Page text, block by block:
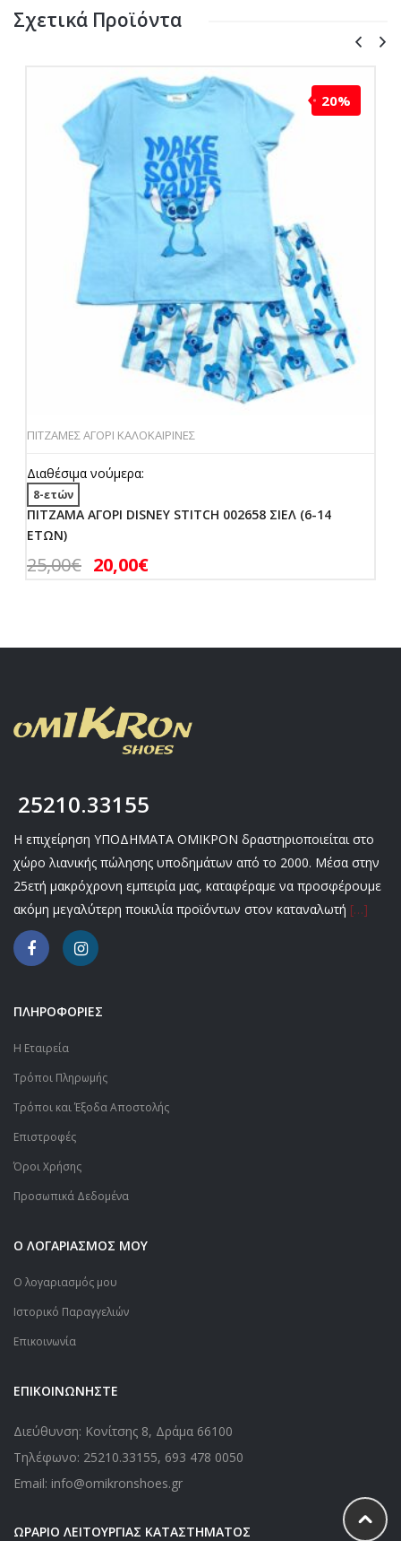
Σχετικά Προϊόντα
20%
ΠΙΤΖΑΜΕΣ ΑΓΟΡΙ ΚΑΛΟΚΑΙΡΙΝΕΣ
Διαθέσιμα νούμερα:
8-ετών
ΠΙΤΖΑΜΑ ΑΓΟΡΙ DISNEY STITCH 002658 ΣΙΕΛ (6-14
ΕΤΩΝ)
25,00€ 20,00€
25210.33155
Η επιχείρηση ΥΠΟΔΗΜΑΤΑ ΟΜΙΚΡΟΝ δραστηριοποιείται στο
χώρο λιανικής πώλησης υποδημάτων από το 2000. Μέσα στην
25ετή μακρόχρονη εμπειρία μας, καταφέραμε να προσφέρουμε
ακόμη μεγαλύτερη ποικιλία προϊόντων στον καταναλωτή […]
ΠΛΗΡΟΦΟΡΙΕΣ
Η Εταιρεία
Τρόποι Πληρωμής
Τρόποι και Έξοδα Αποστολής
Επιστροφές
Όροι Χρήσης
Προσωπικά Δεδομένα
Ο ΛΟΓΑΡΙΑΣΜΟΣ ΜΟΥ
Ο λογαριασμός μου
Ιστορικό Παραγγελιών
Επικοινωνία
ΕΠΙΚΟΙΝΩΝΗΣΤΕ
Διεύθυνση: Κονίτσης 8, Δράμα 66100
Τηλέφωνο: 25210.33155, 693 478 0050
Email: info@omikronshoes.gr
ΩΡΑΡΙΟ ΛΕΙΤΟΥΡΓΙΑΣ ΚΑΤΑΣΤΗΜΑΤΟΣ